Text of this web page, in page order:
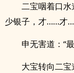
二宝咽着口
少银子，才……才
申无害道：“
大宝转向二宝